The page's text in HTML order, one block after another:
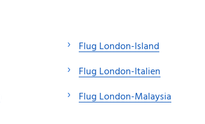
Flug London-Island
Flug London-Italien
Flug London-Malaysia